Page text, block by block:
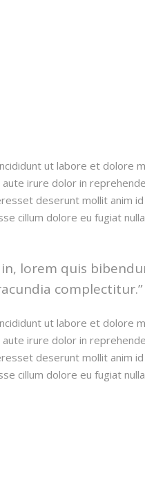
ut labore et dolore
irure dolor in
deserunt mollit anim
cillum dolore eu fugiat
lorem quis
complectitur.”
ut labore et dolore
irure dolor in
deserunt mollit anim
cillum dolore eu fugiat